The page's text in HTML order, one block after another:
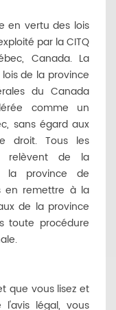
en vertu des lois
par la CITQ
Canada. La
de la province
du Canada
comme un
sans égard aux
droit. Tous les
relèvent de la
la province de
en remettre à la
de la province
toute procédure
que vous lisez et
l'avis légal, vous